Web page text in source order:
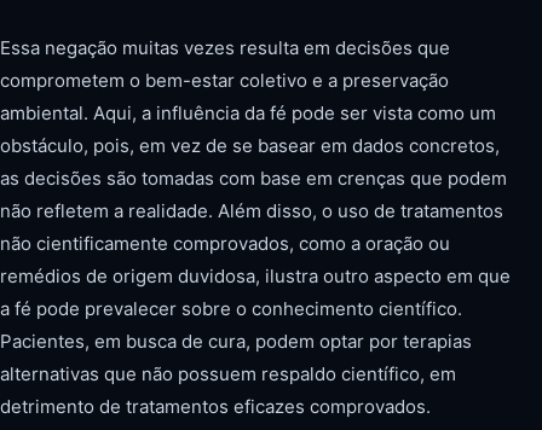
Essa negação muitas vezes resulta em decisões que
comprometem o bem-estar coletivo e a preservação
ambiental. Aqui, a influência da fé pode ser vista como um
obstáculo, pois, em vez de se basear em dados concretos,
as decisões são tomadas com base em crenças que podem
não refletem a realidade. Além disso, o uso de tratamentos
não cientificamente comprovados, como a oração ou
remédios de origem duvidosa, ilustra outro aspecto em que
a fé pode prevalecer sobre o conhecimento científico.
Pacientes, em busca de cura, podem optar por terapias
alternativas que não possuem respaldo científico, em
detrimento de tratamentos eficazes comprovados.